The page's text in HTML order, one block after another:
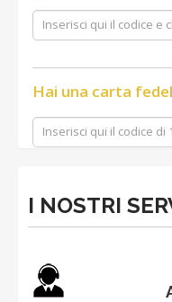
Hai una carta
I NOSTRI